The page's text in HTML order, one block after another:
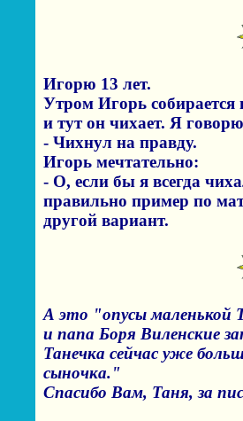
Игорю 13 лет.
Утром Игорь
и тут он чихает. Я
- Чихнул на правду.
Игорь мечтательно:
- О, если бы я всегда
правильно пример по
другой вариант.
А это "опусы маленькой
и папа Боря Виленские
Танечка сeйчас уже
сыночка."
Спасибо Вам, Таня, за